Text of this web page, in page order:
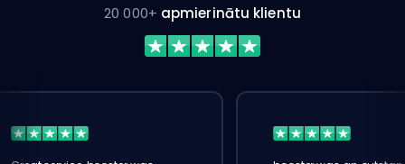
20 000+ apmierinātu klientu